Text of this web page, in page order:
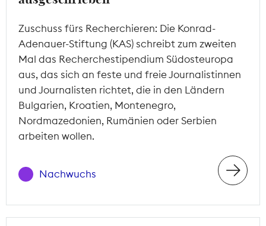
Zuschuss fürs Recherchieren: Die Konrad-
Adenauer-Stiftung (KAS) schreibt zum zweiten
Mal das Recherchestipendium Südosteuropa
aus, das sich an feste und freie Journalistinnen
und Journalisten richtet, die in den Ländern
Bulgarien, Kroatien, Montenegro,
Nordmazedonien, Rumänien oder Serbien
arbeiten wollen.
Nachwuchs